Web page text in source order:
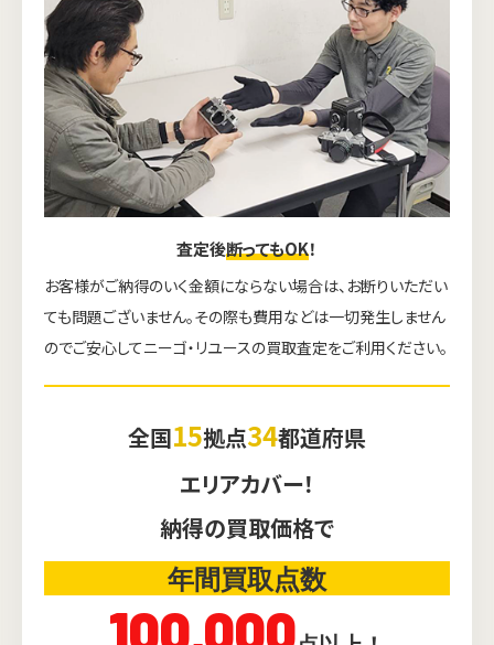
かんたん査定見積 0120-1212-25
査定後断ってもOK！
お客様がご納得のいく金額にならない場合は、お断りいただい
ても問題ございません。その際も費用などは一切発生しません
のでご安心してニーゴ・リユースの買取査定をご利用ください。
全国15拠点34都道府県
エリアカバー！
納得の買取価格で
年間買取点数
100,000